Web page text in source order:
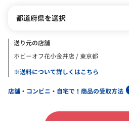
都道府県を選択
送り元の店舗
ホビーオフ花小金井店 / 東京都
※送料について詳しくはこちら
店舗・コンビニ・自宅で！商品の受取方法